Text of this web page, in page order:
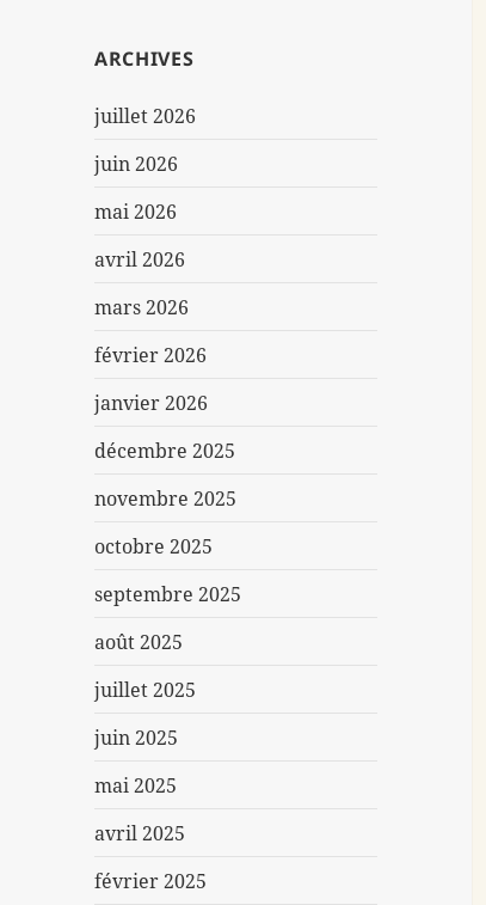
ARCHIVES
juillet 2026
juin 2026
mai 2026
avril 2026
mars 2026
février 2026
janvier 2026
décembre 2025
novembre 2025
octobre 2025
septembre 2025
août 2025
juillet 2025
juin 2025
mai 2025
avril 2025
février 2025